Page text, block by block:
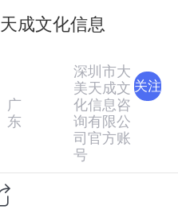
成文化信息
广
东
深圳市大
美天成文
化信息咨
询有限公
司官方账
号
关注